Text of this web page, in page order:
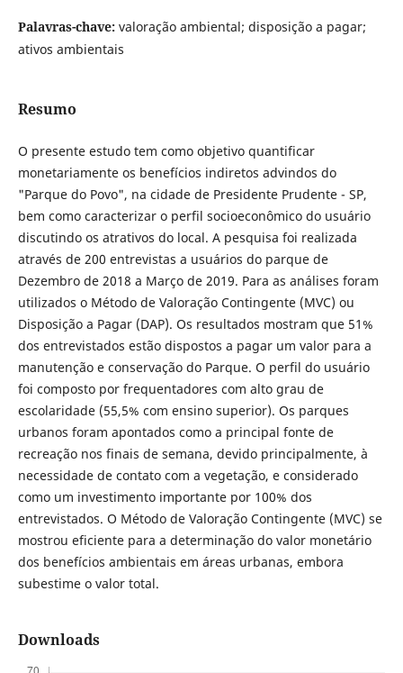
Palavras-chave: valoração ambiental; disposição a pagar;
ativos ambientais
Resumo
O presente estudo tem como objetivo quantificar
monetariamente os benefícios indiretos advindos do
"Parque do Povo", na cidade de Presidente Prudente - SP,
bem como caracterizar o perfil socioeconômico do usuário
discutindo os atrativos do local. A pesquisa foi realizada
através de 200 entrevistas a usuários do parque de
Dezembro de 2018 a Março de 2019. Para as análises foram
utilizados o Método de Valoração Contingente (MVC) ou
Disposição a Pagar (DAP). Os resultados mostram que 51%
dos entrevistados estão dispostos a pagar um valor para a
manutenção e conservação do Parque. O perfil do usuário
foi composto por frequentadores com alto grau de
escolaridade (55,5% com ensino superior). Os parques
urbanos foram apontados como a principal fonte de
recreação nos finais de semana, devido principalmente, à
necessidade de contato com a vegetação, e considerado
como um investimento importante por 100% dos
entrevistados. O Método de Valoração Contingente (MVC) se
mostrou eficiente para a determinação do valor monetário
dos benefícios ambientais em áreas urbanas, embora
subestime o valor total.
Downloads